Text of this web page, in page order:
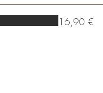
16,90 €